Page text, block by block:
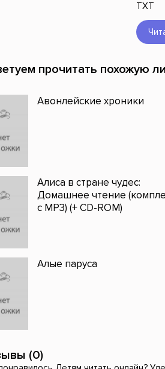
TXT
прочитать похожую
Авонлейские хроники
Алиса в стране чудес:
Домашнее чтение
с MP3) (+ CD-ROM)
Алые паруса
(0)